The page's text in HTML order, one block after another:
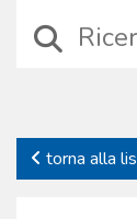
torna alla
specifica: sono
prodotti
Boscarol si